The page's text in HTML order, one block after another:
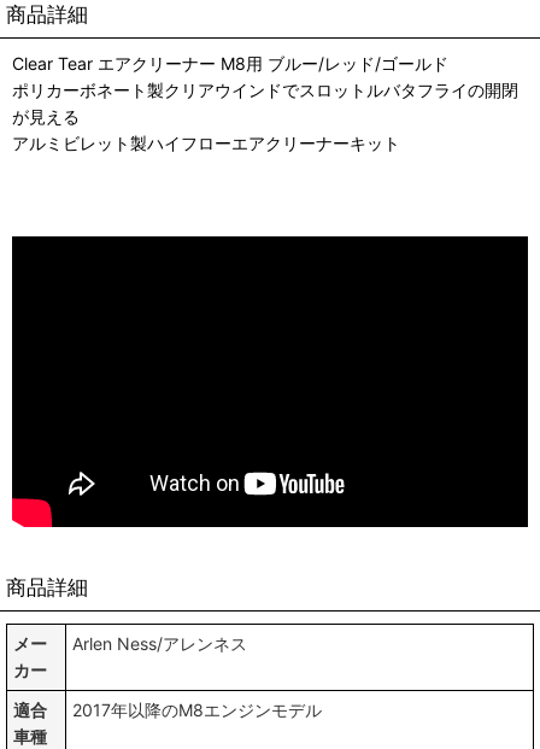
商品詳細
Clear Tear エアクリーナー M8用 ブルー/レッド/ゴールド
ポリカーボネート製クリアウインドでスロットルバタフライの開閉
が見える
アルミビレット製ハイフローエアクリーナーキット
商品詳細
メー
カー
Arlen Ness/アレンネス
適合
車種
2017年以降のM8エンジンモデル